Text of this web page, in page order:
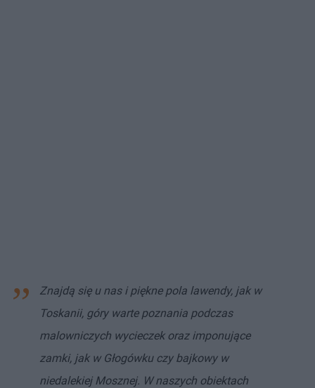
Znajdą się u nas i piękne pola lawendy, jak w
Toskanii, góry warte poznania podczas
malowniczych wycieczek oraz imponujące
zamki, jak w Głogówku czy bajkowy w
niedalekiej Mosznej. W naszych obiektach